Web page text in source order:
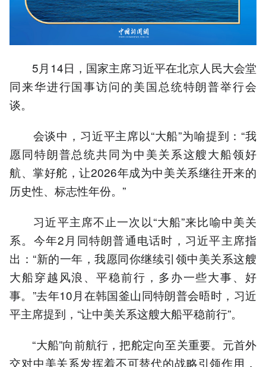
5月14日，国家主席习近平在北京人民大会堂
同来华进行国事访问的美国总统特朗普举行会
谈。
会谈中，习近平主席以“大船”为喻提到：“我
愿同特朗普总统共同为中美关系这艘大船领好
航、掌好舵，让2026年成为中美关系继往开来的
历史性、标志性年份。”
习近平主席不止一次以“大船”来比喻中美关
系。今年2月同特朗普通电话时，习近平主席指
出：“新的一年，我愿同你继续引领中美关系这艘
大船穿越风浪、平稳前行，多办一些大事、好
事。”去年10月在韩国釜山同特朗普会晤时，习近
平主席提到，“让中美关系这艘大船平稳前行”。
“大船”向前航行，把舵定向至关重要。元首外
交对中美关系发挥着不可替代的战略引领作用，